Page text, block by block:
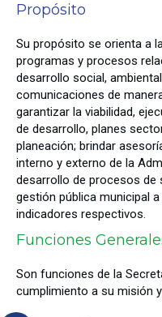
Propósito
Su propósito se orienta a
programas y procesos
desarrollo social,
comunicaciones de
garantizar la viabilidad,
de desarrollo, planes
planeación; brindar
interno y externo de la
desarrollo de procesos de
gestión pública municipal
indicadores respectivos.
Funciones
Son funciones de la
cumplimiento a su misión